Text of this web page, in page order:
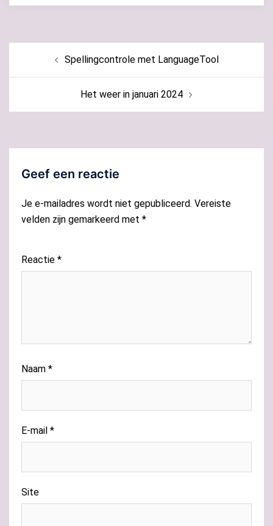
navigatieSpellingcontrole met LanguageTool
Het weer in januari 2024
Geef een reactie
Je e-mailadres wordt niet gepubliceerd. Vereiste
velden zijn gemarkeerd met *
Reactie *
Naam *
E-mail *
Site